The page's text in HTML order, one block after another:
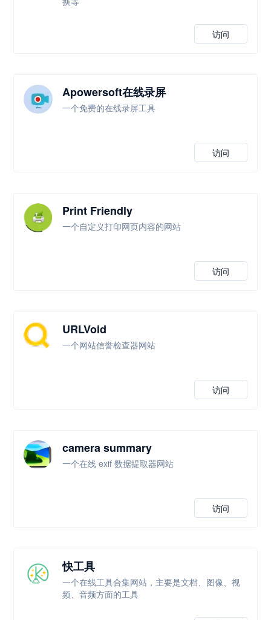
访问
Apowersoft在线录屏
一个免费的在线录屏工具
访问
Print Friendly
一个自定义打印网页内容的网站
访问
URLVoid
一个网站信誉检查器网站
访问
camera summary
一个在线 exif 数据提取器网站
访问
快工具
一个在线工具合集网站，主要是文档、图像、视
频、音频方面的工具